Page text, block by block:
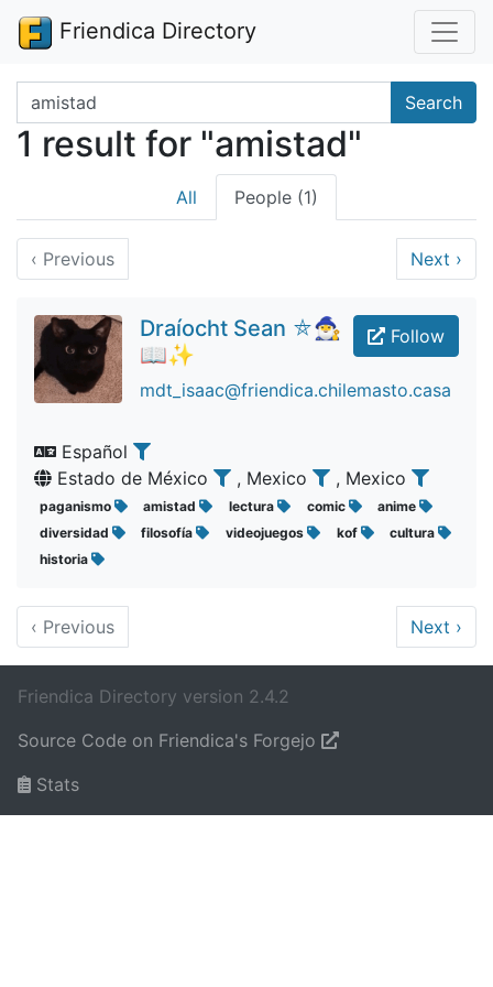
Friendica Directory
Search terms Search
1 result for "amistad"
All People (1)
‹ Previous Next ›
Follow
Draíocht Sean ⛤🧙‍♂️
📖✨
mdt_isaac@friendica.chilemasto.casa
Español
Estado de México
, Mexico , Mexico
paganismo amistad lectura comic
anime
diversidad
filosofía videojuegos kof
cultura
historia
‹ Previous Next ›
Friendica Directory version 2.4.2
Source Code on Friendica's Forgejo
Stats